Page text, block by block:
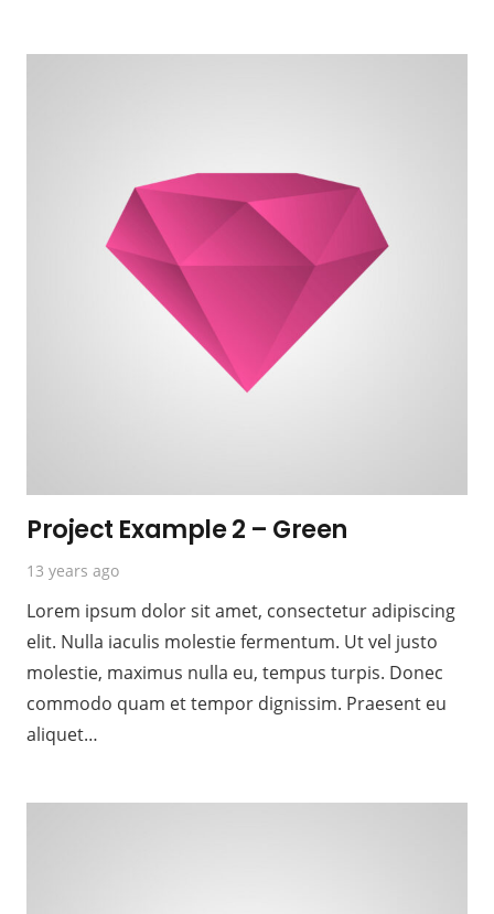
Project Example 2 – Green
13 years ago
Lorem ipsum dolor sit amet, consectetur adipiscing
elit. Nulla iaculis molestie fermentum. Ut vel justo
molestie, maximus nulla eu, tempus turpis. Donec
commodo quam et tempor dignissim. Praesent eu
aliquet…